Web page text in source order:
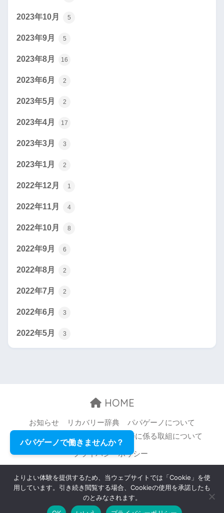
2023年10月 5
2023年9月 5
2023年8月 16
2023年6月 2
2023年5月 2
2023年4月 17
2023年3月 3
2023年1月 2
2022年12月 1
2022年11月 4
2022年10月 8
2022年9月 6
2022年8月 2
2022年7月 2
2022年6月 3
2022年5月 3
HOME
お知らせ リカバリー辞典
パパゲーノについて
職場環境等の改善に係る取組について
プライバシーポリシー
© 2026 Papageno,Inc. All rights reserved.
パパゲーノで働きませんか？
よりよい体験を提供するため、当ウェブサイトでは「Cookie」を使
用しています。引き続き閲覧する場合、Cookieの使用を承諾したも
のとみなされます。